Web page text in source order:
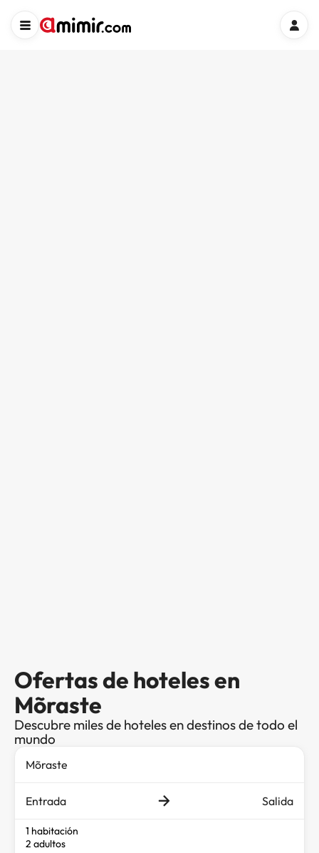
Ofertas de hoteles en
Mõraste
Descubre miles de hoteles en destinos de todo el
mundo
Entrada Salida
1 habitación
2 adultos